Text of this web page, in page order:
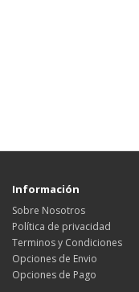
Información
Sobre Nosotros
Política de privacidad
Terminos y Condiciones
Opciones de Envio
Opciones de Pago